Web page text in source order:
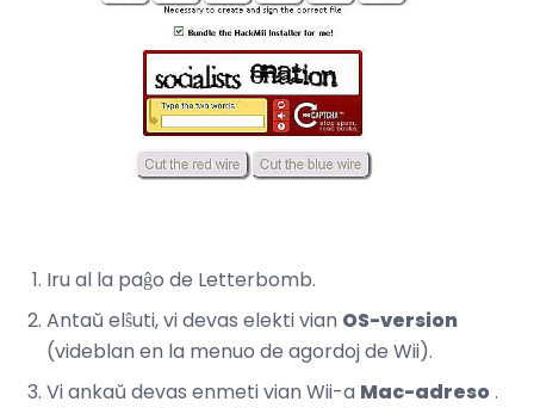
Iru al la paĝo de Letterbomb.
Antaŭ elŝuti, vi devas elekti vian OS-version
(videblan en la menuo de agordoj de Wii).
Vi ankaŭ devas enmeti vian Wii-a Mac-adreso.